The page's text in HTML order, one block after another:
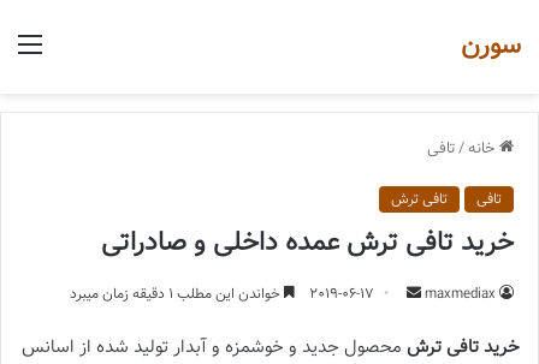
سورن
خانه/تافی
تافی تافی ترش
خرید تافی ترش عمده داخلی و صادراتی
maxmediax
ارسال
ایمیل
2019-06-17 خواندن این مطلب 1 دقیقه زمان میبرد
خرید تافی ترش محصول جدید و خوشمزه و آبدار تولید شده از اسانس